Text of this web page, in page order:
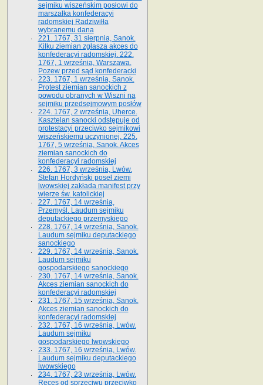
sejmiku wiszeńskim posłowi do
marszałka konfe­deracyi
radomskiej Radziwiłła
wybranemu dana
221. 1767, 31 sierpnia, Sanok.
Kilku ziemian zgłasza akces do
konfederacyi radomskiej. 222.
1767, 1 września, Warszawa.
Pozew przed sąd konfederacki
223. 1767, 1 września, Sanok.
Protest ziemian sanockich z
powodu obranych w Wiszni na
sejmiku przedsejmo­wym posłów
224. 1767, 2 września, Uherce.
Kasztelan sanocki odstępuje od
protestacyi przeciwko sejmikowi
wiszeńskiemu uczynionej. 225.
1767, 5 września, Sanok. Akces
ziemian sanockich do
konfederacyi radomskiej
226. 1767, 3 września, Lwów.
Stefan Hordyński poseł ziemi
lwowskiej zakłada manifest przy
wierze św. ka­tolickiej
227. 1767, 14 września,
Przemyśl. Laudum sejmiku
deputackiego przemyskiego
228. 1767, 14 września, Sanok.
Laudum sejmiku deputackiego
sanockiego
229. 1767, 14 września, Sanok.
Laudum sejmiku
gospodarskiego sanockiego
230. 1767, 14 września, Sanok.
Akces ziemian sanockich do
konfederacyi radomskiej
231. 1767, 15 września, Sanok.
Akces ziemian sanockich do
konfederacyi radomskiej
232. 1767, 16 września, Lwów.
Laudum sejmiku
gospodarskiego lwowskiego
233. 1767, 16 września, Lwów.
Laudum sejmiku deputackiego
lwowskiego
234. 1767, 23 września, Lwów.
Reces od sprzeciwu przeciwko